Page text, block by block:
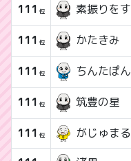
111 位 素振りを
111 位 かたきみ
111 位 ちんたぽ
111 位 筑豊の星
111 位 がじゅまる